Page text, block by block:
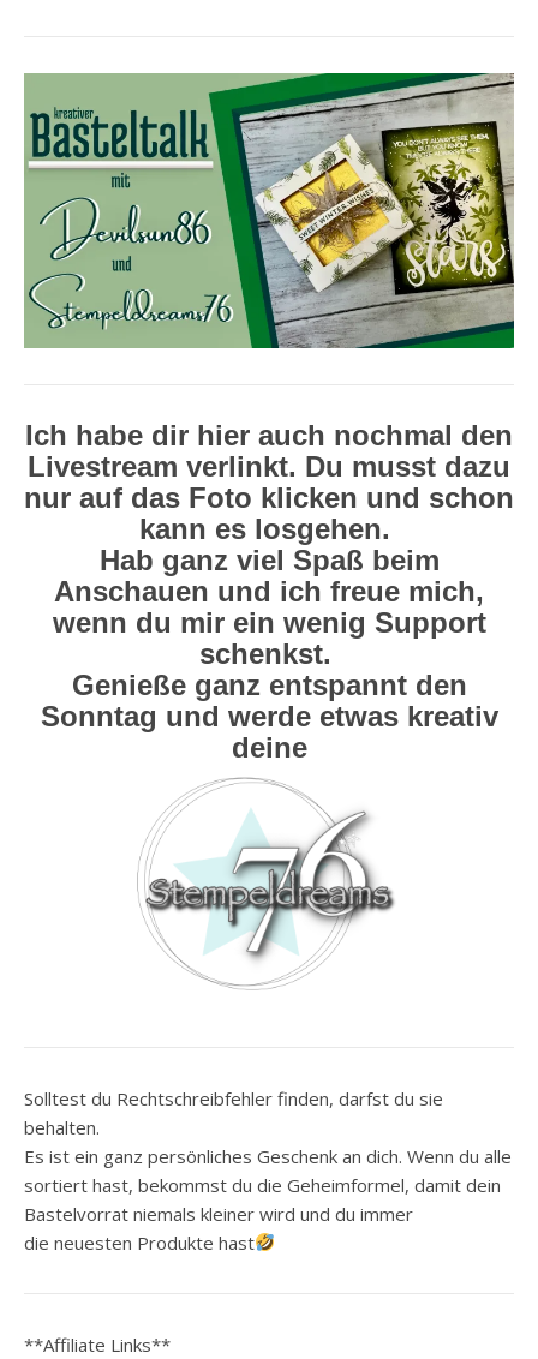
Ich habe dir hier auch nochmal den
Livestream verlinkt. Du musst dazu
nur auf das Foto klicken und schon
kann es losgehen.
Hab ganz viel Spaß beim
Anschauen und ich freue mich,
wenn du mir ein wenig Support
schenkst.
Genieße ganz entspannt den
Sonntag und werde etwas kreativ
deine
Solltest du Rechtschreibfehler finden, darfst du sie
behalten.
Es ist ein ganz persönliches Geschenk an dich. Wenn du alle
sortiert hast, bekommst du die Geheimformel, damit dein
Bastelvorrat niemals kleiner wird und du immer
die neuesten Produkte hast
**Affiliate Links**